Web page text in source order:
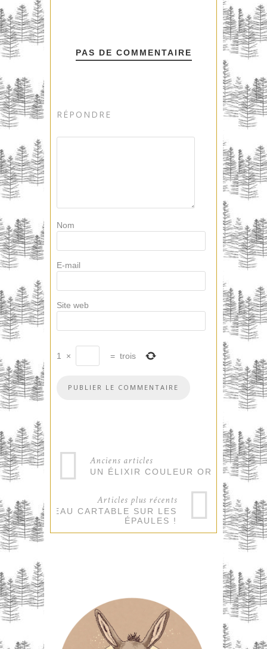
PAS DE COMMENTAIRE
RÉPONDRE
Nom
E-mail
Site web
1 × = trois
Anciens articles
UN ÉLIXIR COULEUR OR !
Articles plus récents
UN BEAU CARTABLE SUR LES
ÉPAULES !